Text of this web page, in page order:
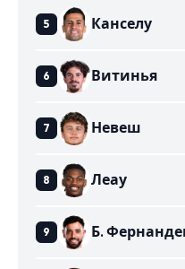
Канселу
Витинья
Невеш
Леау
Б.